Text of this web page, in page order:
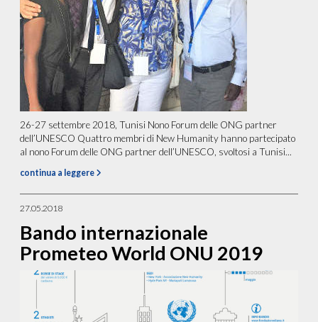
26-27 settembre 2018, Tunisi Nono Forum delle ONG partner
dell’UNESCO Quattro membri di New Humanity hanno partecipato
al nono Forum delle ONG partner dell’UNESCO, svoltosi a Tunisi...
continua a leggere
27.05.2018
Bando internazionale
Prometeo World ONU 2019